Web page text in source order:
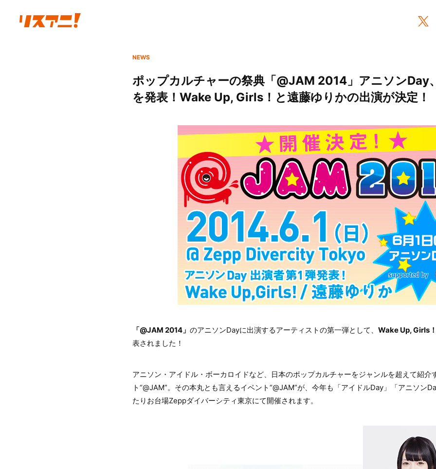
NEWS
ポップカルチャーの祭典「@JAM 2014」アニソンDay
を発表！Wake Up, Girls！と遠藤ゆりかの出演が決定！
「@JAM 2014」 のアニソンDayに出演するアーティストの第一弾として、 Wake Up, Girls！
表されました！
アニソン・アイドル・ボーカロイドなど、日本のポップカルチャーをジャンルを超えて紹介
ト“@JAM”。その本丸とも言えるイベント“@JAM”が、今年も「アイドルDay」「アニソン
たりお台場Zeppダイバーシティ東京にて開催されます。